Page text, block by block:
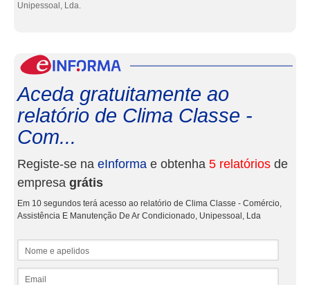
Unipessoal, Lda.
Aceda gratuitamente ao
relatório de Clima Classe -
Com...
Registe-se na eInforma e obtenha 5 relatórios de
empresa grátis
Em 10 segundos terá acesso ao relatório de Clima Classe - Comércio,
Assistência E Manutenção De Ar Condicionado, Unipessoal, Lda